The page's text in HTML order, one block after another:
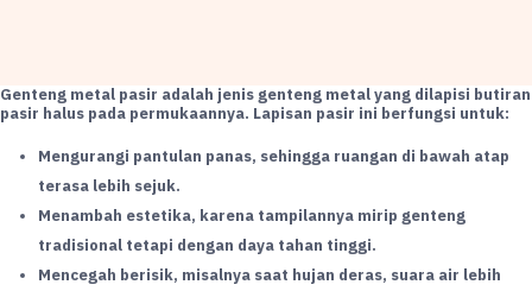
Genteng metal pasir adalah jenis genteng metal yang dilapisi butiran
pasir halus pada permukaannya. Lapisan pasir ini berfungsi untuk:
Mengurangi pantulan panas, sehingga ruangan di bawah atap
terasa lebih sejuk.
Menambah estetika, karena tampilannya mirip genteng
tradisional tetapi dengan daya tahan tinggi.
Mencegah berisik, misalnya saat hujan deras, suara air lebih